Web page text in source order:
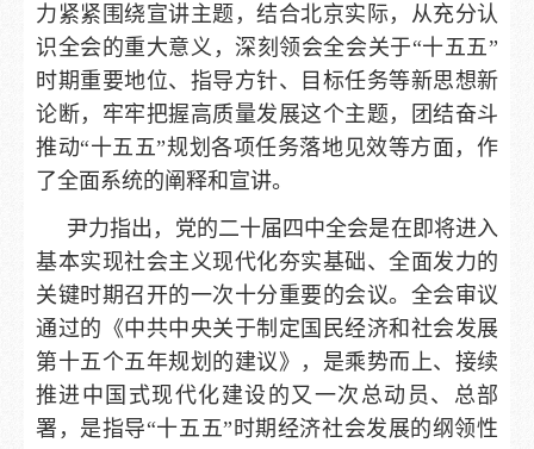
力紧紧围绕宣讲主题，结合北京实际，从充分认
识全会的重大意义，深刻领会全会关于“十五五”
时期重要地位、指导方针、目标任务等新思想新
论断，牢牢把握高质量发展这个主题，团结奋斗
推动“十五五”规划各项任务落地见效等方面，作
了全面系统的阐释和宣讲。
尹力指出，党的二十届四中全会是在即将进入
基本实现社会主义现代化夯实基础、全面发力的
关键时期召开的一次十分重要的会议。全会审议
通过的《中共中央关于制定国民经济和社会发展
第十五个五年规划的建议》，是乘势而上、接续
推进中国式现代化建设的又一次总动员、总部
署，是指导“十五五”时期经济社会发展的纲领性